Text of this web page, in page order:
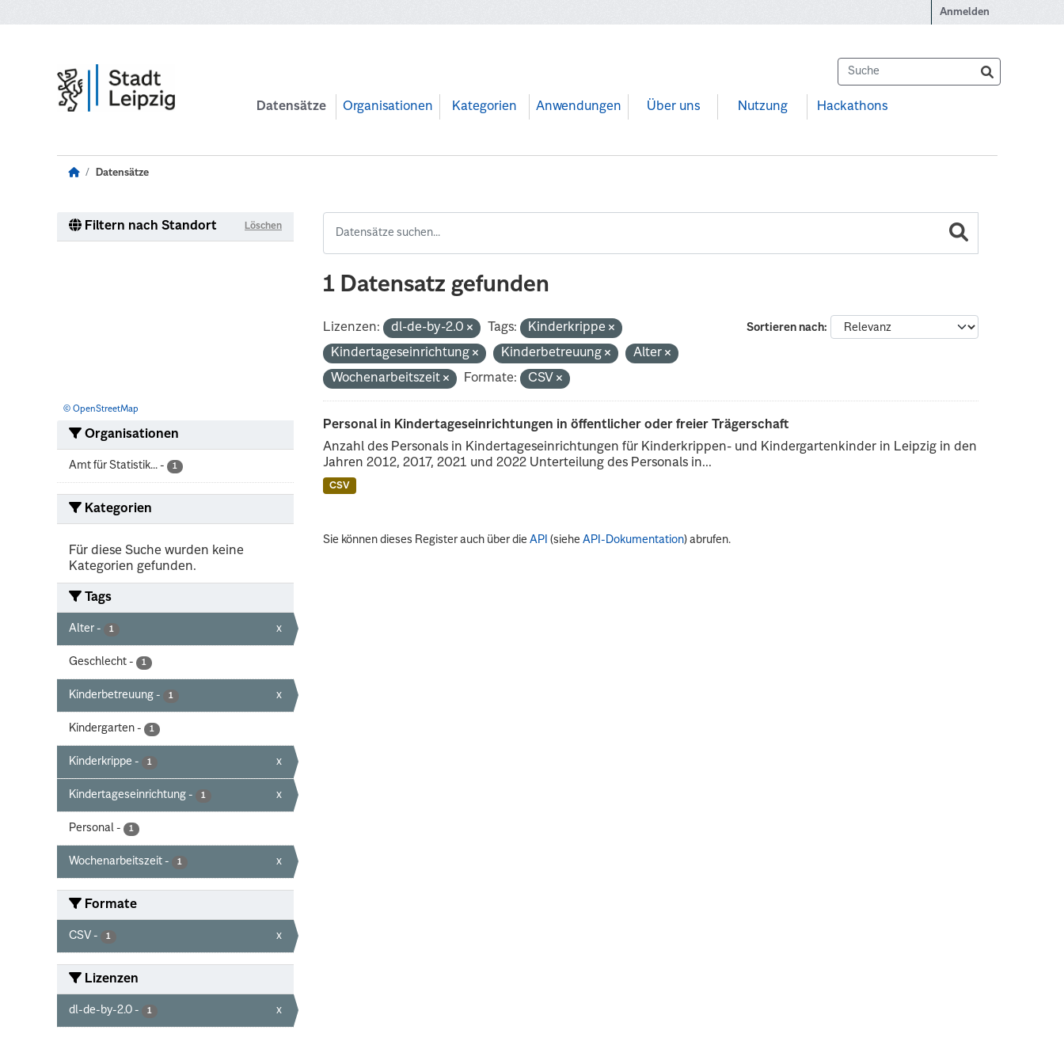
Anmelden
Datensätze Organisationen Kategorien Anwendungen Über uns Nutzung Hackathons
Datensätze
Filtern nach Standort Löschen
© OpenStreetMap
Organisationen
Amt für Statistik... - 1
Kategorien
Für diese Suche wurden keine
Kategorien gefunden.
Tags
Alter - 1 x
Geschlecht - 1
Kinderbetreuung - 1 x
Kindergarten - 1
Kinderkrippe - 1 x
Kindertageseinrichtung - 1 x
Personal - 1
Wochenarbeitszeit - 1 x
Formate
CSV - 1 x
Lizenzen
dl-de-by-2.0 - 1 x
1 Datensatz gefunden
Sortieren nach
Lizenzen: dl-de-by-2.0 Tags:
Kinderkrippe
Kindertageseinrichtung
Kinderbetreuung
Alter
Wochenarbeitszeit
Formate: CSV
Personal in Kindertageseinrichtungen in öffentlicher oder freier Trägerschaft
Anzahl des Personals in Kindertageseinrichtungen für Kinderkrippen- und Kindergartenkinder in Leipzig in den
Jahren 2012, 2017, 2021 und 2022 Unterteilung des Personals in...
CSV
Sie können dieses Register auch über dieAPI (sieheAPI-Dokumentation) abrufen.